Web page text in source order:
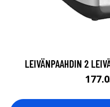
LEIVÄNPAAHDIN 2